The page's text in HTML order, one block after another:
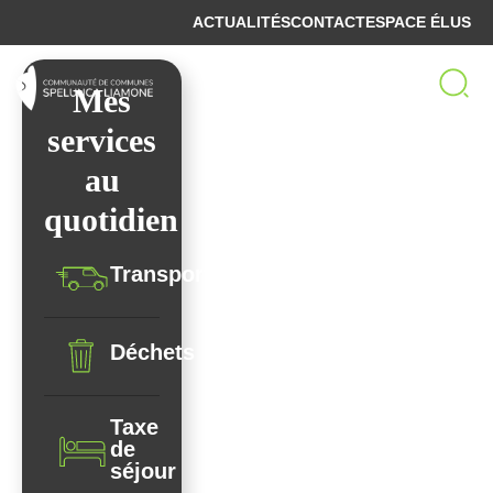
ACTUALITÉSCONTACTESPACE ÉLUS
Bienvenue sur le site
Mes
services
au
quotidien
Transport
Déchets
Taxe
de
séjour